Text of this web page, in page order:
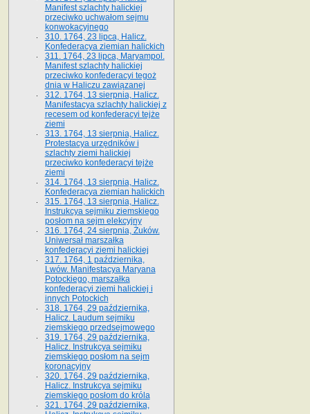
Manifest szlachty halickiej
przeciwko uchwałom sejmu
konwokacyjnego
310. 1764, 23 lipca, Halicz.
Konfederacya ziemian halickich
311. 1764, 23 lipca, Maryampol.
Manifest szlachty halickiej
przeciwko konfederacyi tegoż
dnia w Haliczu zawiązanej
312. 1764, 13 sierpnia, Halicz.
Manifestacya szlachty halickiej z
recesem od konfederacyi tejże
ziemi
313. 1764, 13 sierpnia, Halicz.
Protestacya urzędników i
szlachty ziemi halickiej
przeciwko konfederacyi tejże
ziemi
314. 1764, 13 sierpnia, Halicz.
Konfederacya ziemian halickich
315. 1764, 13 sierpnia, Halicz.
Instrukcya sejmiku ziemskiego
posłom na sejm elekcyjny
316. 1764, 24 sierpnia, Żuków.
Uniwersał marszałka
konfederacyi ziemi halickiej
317. 1764, 1 października,
Lwów. Manifestacya Maryana
Potockiego, marszałka
konfederacyi ziemi halickiej i
innych Potockich
318. 1764, 29 października,
Halicz. Laudum sejmiku
ziemskiego przedsejmowego
319. 1764, 29 października,
Halicz. Instrukcya sejmiku
ziemskiego posłom na sejm
koronacyjny
320. 1764, 29 października,
Halicz. Instrukcya sejmiku
ziemskiego posłom do króla
321. 1764, 29 października,